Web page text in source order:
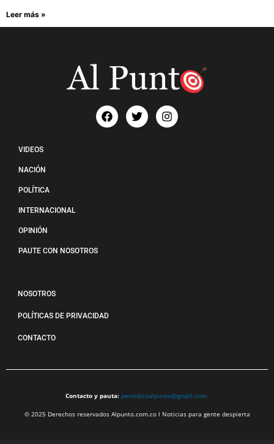
Leer más »
VIDEOS
NACIÓN
POLÍTICA
INTERNACIONAL
OPINIÓN
PAUTE CON NOSOTROS
NOSOTROS
POLÍTICAS DE PRIVACIDAD
CONTACTO
Contacto y pauta: periodicoalpunto@gmail.com
© 2025 Derechos reservados Alpunto.com.co l Noticias para gente despierta